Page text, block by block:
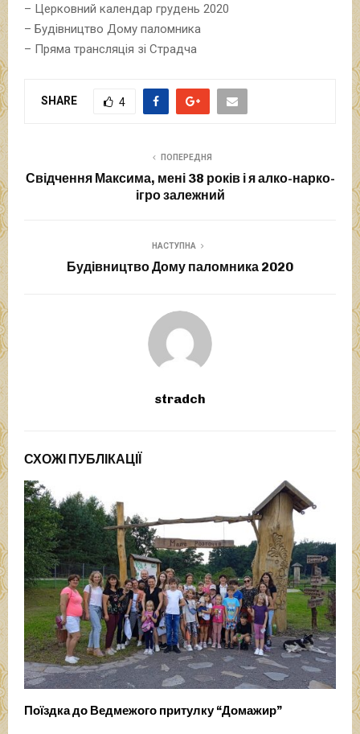
– Церковний календар грудень 2020
– Будівництво Дому паломника
– Пряма трансляція зі Страдча
SHARE 4
ПОПЕРЕДНЯ
Свідчення Максима, мені 38 років і я алко-нарко-
ігро залежний
НАСТУПНА
Будівництво Дому паломника 2020
stradch
СХОЖІ ПУБЛІКАЦІЇ
Поїздка до Ведмежого притулку “Домажир”